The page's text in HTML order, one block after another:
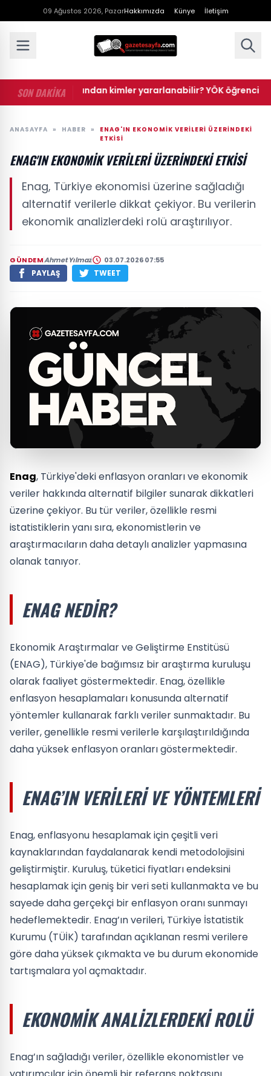
09 Ağustos 2026, PazarHakkımızda Künye İletişim
SON DAKİKA
• Öğrenci affından kimler yararlanabilir? YÖK öğrenci affı
ANASAYFA » HABER »
ENAG'IN EKONOMIK VERILERI ÜZERINDEKI
ETKISI
ENAG'IN EKONOMIK VERILERI ÜZERINDEKI ETKISI
Enag, Türkiye ekonomisi üzerine sağladığı
alternatif verilerle dikkat çekiyor. Bu verilerin
ekonomik analizlerdeki rolü araştırılıyor.
GÜNDEMAhmet Yılmaz 03.07.2026 07:55
PAYLAŞ TWEET
Enag, Türkiye'deki enflasyon oranları ve ekonomik
veriler hakkında alternatif bilgiler sunarak dikkatleri
üzerine çekiyor. Bu tür veriler, özellikle resmi
istatistiklerin yanı sıra, ekonomistlerin ve
araştırmacıların daha detaylı analizler yapmasına
olanak tanıyor.
ENAG NEDIR?
Ekonomik Araştırmalar ve Geliştirme Enstitüsü
(ENAG), Türkiye'de bağımsız bir araştırma kuruluşu
olarak faaliyet göstermektedir. Enag, özellikle
enflasyon hesaplamaları konusunda alternatif
yöntemler kullanarak farklı veriler sunmaktadır. Bu
veriler, genellikle resmi verilerle karşılaştırıldığında
daha yüksek enflasyon oranları göstermektedir.
ENAG’IN VERILERI VE YÖNTEMLERI
Enag, enflasyonu hesaplamak için çeşitli veri
kaynaklarından faydalanarak kendi metodolojisini
geliştirmiştir. Kuruluş, tüketici fiyatları endeksini
hesaplamak için geniş bir veri seti kullanmakta ve bu
sayede daha gerçekçi bir enflasyon oranı sunmayı
hedeflemektedir. Enag’ın verileri, Türkiye İstatistik
Kurumu (TÜİK) tarafından açıklanan resmi verilere
göre daha yüksek çıkmakta ve bu durum ekonomide
tartışmalara yol açmaktadır.
EKONOMIK ANALIZLERDEKI ROLÜ
Enag’ın sağladığı veriler, özellikle ekonomistler ve